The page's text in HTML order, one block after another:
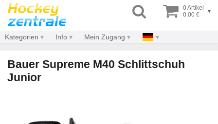
0 Artikel
0.00 €
▾
Kategorien Info Mein Zugang
Bauer Supreme M40 Schlittschuh
Junior